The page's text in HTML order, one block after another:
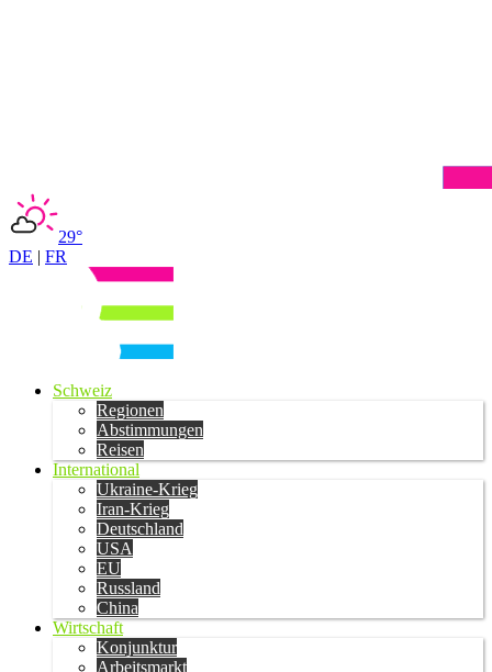
29°
DE | FR
Schweiz
Regionen
Abstimmungen
Reisen
International
Ukraine-Krieg
Iran-Krieg
Deutschland
USA
EU
Russland
China
Wirtschaft
Konjunktur
Arbeitsmarkt